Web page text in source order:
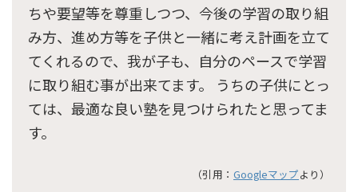
ちや要望等を尊重しつつ、今後の学習の取り組
み方、進め方等を子供と一緒に考え計画を立て
てくれるので、我が子も、自分のペースで学習
に取り組む事が出来てます。 うちの子供にとっ
ては、最適な良い塾を見つけられたと思ってま
す。
（引用： Googleマップより）